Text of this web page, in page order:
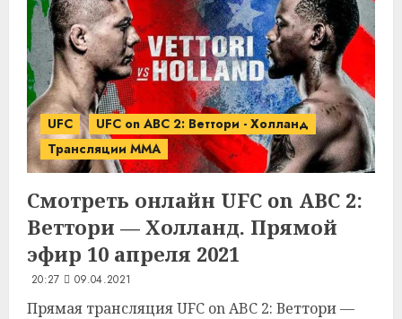
UFC
UFC on ABC 2: Веттори - Холланд
Трансляции MMA
Смотреть онлайн UFC on ABC 2:
Веттори — Холланд. Прямой
эфир 10 апреля 2021
20:27 09.04.2021
Прямая трансляция UFC on ABC 2: Веттори —